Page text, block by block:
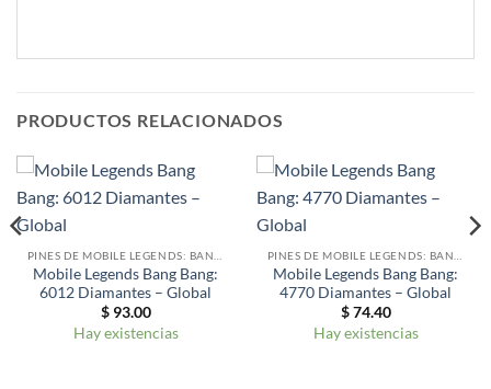
PRODUCTOS RELACIONADOS
Mobile Legends Bang Bang:
6012 Diamantes – Global
$93.00
Hay existencias
Mobile Legends Bang Bang:
4770 Diamantes – Global
$74.40
Hay existencias